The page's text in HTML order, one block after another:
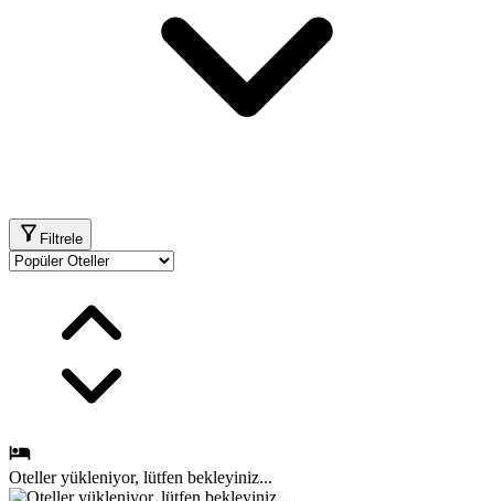
Filtrele
Otelleryükleniyor, lütfen bekleyiniz...